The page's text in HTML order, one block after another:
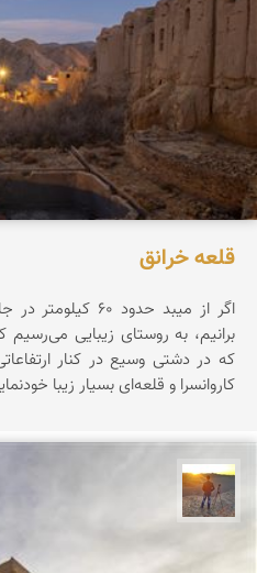
قلعه خرانق
اگر از میبد
برانیم، به روستای زیبایی می‌رسیم
که در دشتی وسیع در کنار
کاروانسرا و قلعه‌ای بسیار زیبا